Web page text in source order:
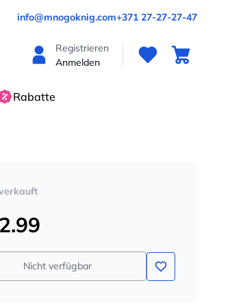
info@mnogoknig.com+371 27-27-27-47
Registrieren
Anmelden
Rabatte
Nicht verfügbar